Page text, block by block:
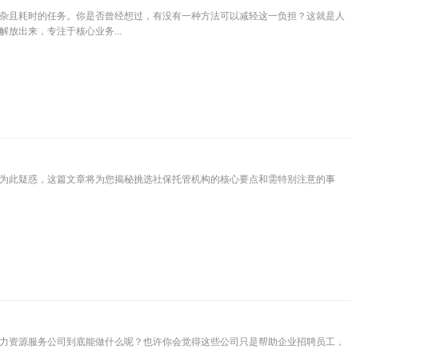
耗时的任务。你是否曾经想过，有没有一种方法可以减轻这一负担？这就是人
放出来，专注于核心业务...
疑惑，这篇文章将为您揭秘挑选社保托管机构的核心要点和需特别注意的事
源服务公司到底能做什么呢？也许你会觉得这些公司只是帮助企业招聘员工，